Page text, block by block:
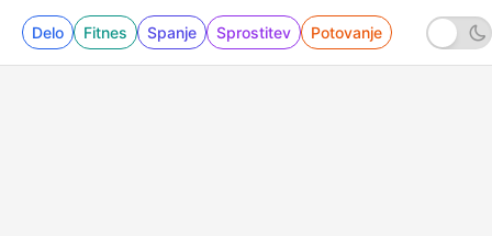
Delo Fitnes Spanje Sprostitev Potovanje